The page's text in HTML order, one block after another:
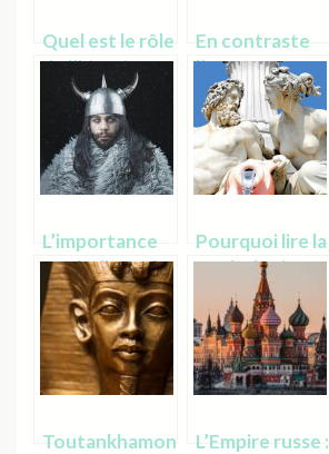
Quel est le rôle
de l’histoire
pour un
peuple ?
En contraste
l’un avec
l’autre, le loup
noir et le loup
blanc
L’importance
symbolique de
Geri et Freki
Pourquoi lire la
mythologie
grecque ?
Toutankhamon
L’Empire russe :